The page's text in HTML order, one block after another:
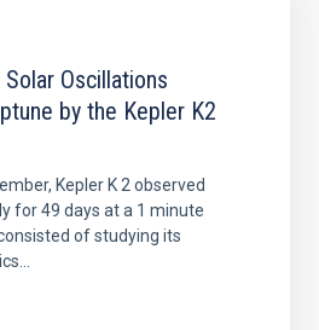
Oscillations
by the Kepler K2
Kepler K 2 observed
for 49 days at a 1 minute
of studying its